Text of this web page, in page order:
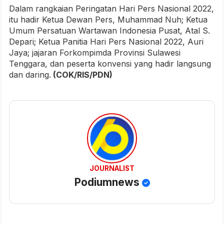
Dalam rangkaian Peringatan Hari Pers Nasional 2022,
itu hadir Ketua Dewan Pers, Muhammad Nuh; Ketua
Umum Persatuan Wartawan Indonesia Pusat, Atal S.
Depari; Ketua Panitia Hari Pers Nasional 2022, Auri
Jaya; jajaran Forkompimda Provinsi Sulawesi
Tenggara, dan peserta konvensi yang hadir langsung
dan daring. (COK/RIS/PDN)
JOURNALIST
Podiumnews